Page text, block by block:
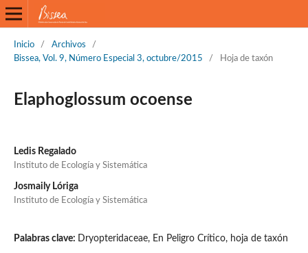
Inicio / Archivos
/
Bissea, Vol. 9, Número Especial 3, octubre/2015
/ Hoja de taxón
Elaphoglossum ocoense
Ledis Regalado
Instituto de Ecología y Sistemática
Josmaily Lóriga
Instituto de Ecología y Sistemática
Palabras clave: Dryopteridaceae, En Peligro Crítico, hoja de taxón